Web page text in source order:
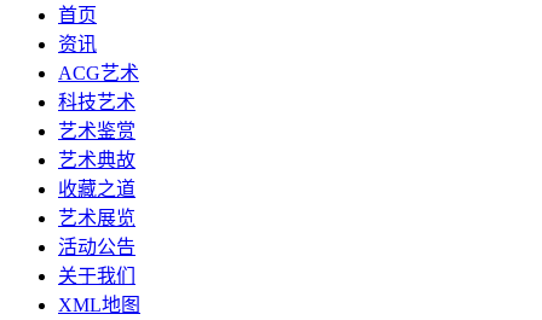
首页
资讯
ACG艺术
科技艺术
艺术鉴赏
艺术典故
收藏之道
艺术展览
活动公告
关于我们
XML地图